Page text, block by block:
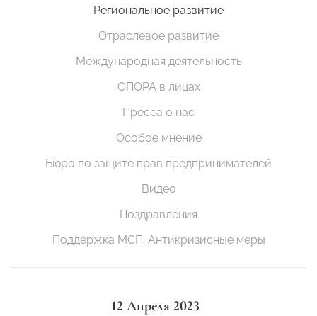
Региональное развитие
Отраслевое развитие
Международная деятельность
ОПОРА в лицах
Пресса о нас
Особое мнение
Бюро по защите прав предпринимателей
Видео
Поздравления
Поддержка МСП. Антикризисные меры
12 Апреля 2023